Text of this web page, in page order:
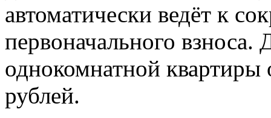
автоматически ведёт к
первоначального взноса.
однокомнатной квартиры
рублей.